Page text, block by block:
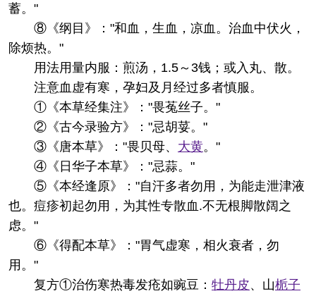
蓄。"
⑧《纲目》："和血，生血，凉血。治血中伏火，
除烦热。"
用法用量内服：煎汤，1.5～3钱；或入丸、散。
注意血虚有寒，孕妇及月经过多者慎服。
①《本草经集注》："畏菟丝子。"
②《古今录验方》："忌胡荽。"
③《唐本草》："畏贝母、 大黄。"
④《日华子本草》："忌蒜。"
⑤《本经逢原》："自汗多者勿用，为能走泄津液
也。痘疹初起勿用，为其性专散血.不无根脚散阔之
虑。"
⑥《得配本草》："胃气虚寒，相火衰者，勿
用。"
复方①治伤寒热毒发疮如豌豆： 牡丹皮、山栀子